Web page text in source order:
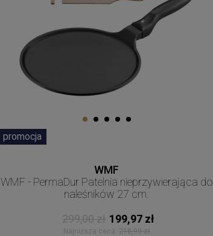
promocja
WMF
WMF - PermaDur Patelnia nieprzywierająca do
naleśników 27 cm.
299,00 zł 199,97 zł
Najniższa cena: 218,99 zł